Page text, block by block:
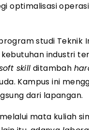
optimalisasi
studi Teknik
industri
skill ditambah
Kampus ini
dari lapangan.
mata kuliah